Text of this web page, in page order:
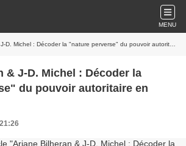
MENU
Michel : Décoder la "nature perverse" du pouvoir autoritaire en marche
& J-D. Michel : Décoder la
du pouvoir autoritaire en